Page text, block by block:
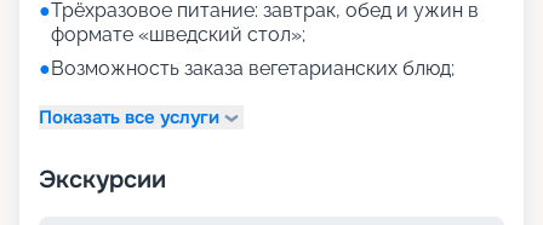
●Трёхразовое питание: завтрак, обед и ужин в
формате «шведский стол»;
●Возможность заказа вегетарианских блюд;
Показать все услуги
Экскурсии